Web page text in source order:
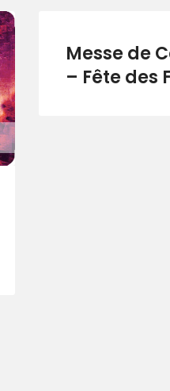
Messe de
– Fête des